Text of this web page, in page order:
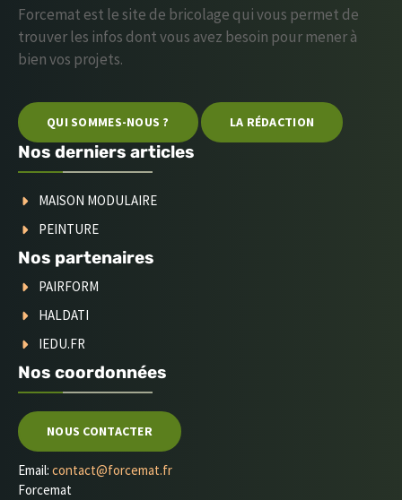
Forcemat est le site de bricolage qui vous permet de
trouver les infos dont vous avez besoin pour mener à
bien vos projets.
QUI SOMMES-NOUS ? LA RÉDACTION
Nos derniers articles
MAISON MODULAIRE
PEINTURE
Nos partenaires
PAIRFORM
HALDATI
IEDU.FR
Nos coordonnées
NOUS CONTACTER
Email: contact@forcemat.fr
Forcemat